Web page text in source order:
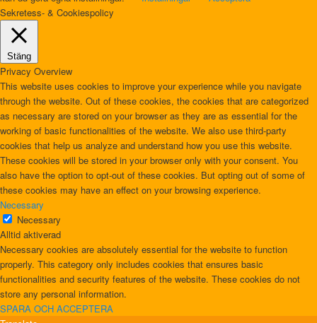
Sekretess- & Cookiespolicy
Stäng
Privacy Overview
This website uses cookies to improve your experience while you navigate
through the website. Out of these cookies, the cookies that are categorized
as necessary are stored on your browser as they are as essential for the
working of basic functionalities of the website. We also use third-party
cookies that help us analyze and understand how you use this website.
These cookies will be stored in your browser only with your consent. You
also have the option to opt-out of these cookies. But opting out of some of
these cookies may have an effect on your browsing experience.
Necessary
Necessary
Alltid aktiverad
Necessary cookies are absolutely essential for the website to function
properly. This category only includes cookies that ensures basic
functionalities and security features of the website. These cookies do not
store any personal information.
SPARA OCH ACCEPTERA